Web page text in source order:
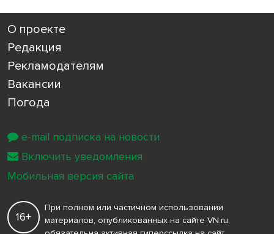
О проекте
Редакция
Рекламодателям
Вакансии
Погода
16+
При полном или частичном использовании
материалов, опубликованных на сайте VN.ru,
e-mail подписка на новости
Включить уведомления
Мобильная версия сайта